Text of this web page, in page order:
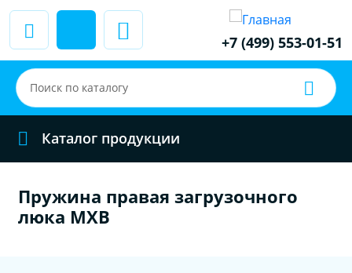
+7 (499) 553-01-51
Каталог продукции
Пружина правая загрузочного
люка MXB